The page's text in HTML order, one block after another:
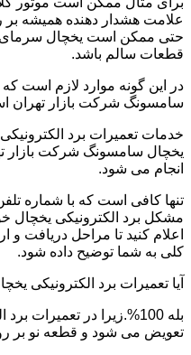
علامت هشدار دهنده همیشه بر
حتی ممکن است یخچال سرمای
قطعات سالم باشد.
در این گونه موارد لازم است
سامسونگ شرکت بازار تهران
خدمات تعمیرات برد
یخچال سامسونگ شرکت بازار
انجام می شود.
مشکل برد الکترونیکی یخچال
اعلام کنید تا مراحل دریافت
کلی به شما توضیح داده شود.
آیا تعمیرات برد الکترونیکی
بله 100%.زیرا در تعمیرات
تعویض می شود و قطعه نو بر